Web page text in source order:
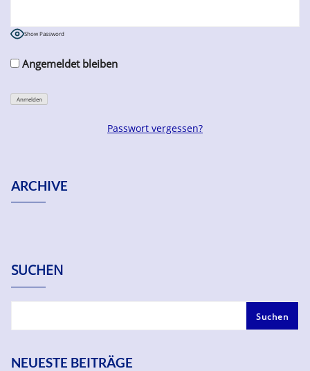
Show Password
Angemeldet bleiben
Passwort vergessen?
ARCHIVE
SUCHEN
Suchen
NEUESTE BEITRÄGE